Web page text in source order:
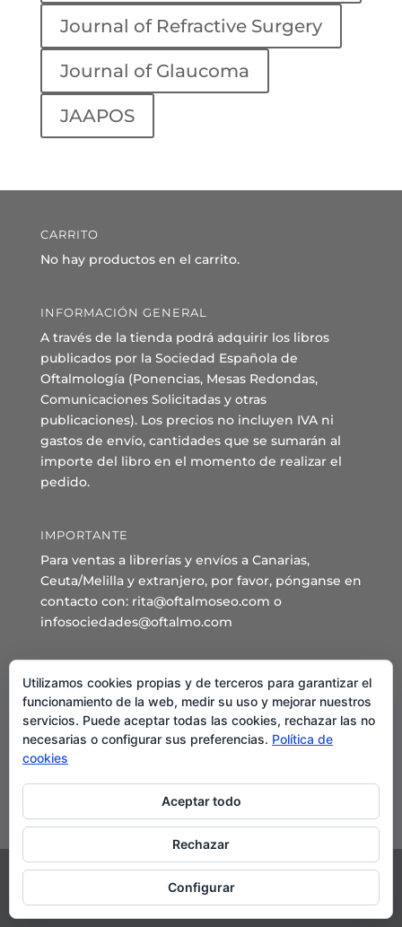
Journal of Refractive Surgery
Journal of Glaucoma
JAAPOS
CARRITO
No hay productos en el carrito.
INFORMACIÓN GENERAL
A través de la tienda podrá adquirir los libros
publicados por la Sociedad Española de
Oftalmología (Ponencias, Mesas Redondas,
Comunicaciones Solicitadas y otras
publicaciones). Los precios no incluyen IVA ni
gastos de envío, cantidades que se sumarán al
importe del libro en el momento de realizar el
pedido.
IMPORTANTE
Para ventas a librerías y envíos a Canarias,
Ceuta/Melilla y extranjero, por favor, pónganse en
contacto con: rita@oftalmoseo.com o
infosociedades@oftalmo.com
Sede Administrativa y Secretaría General
C/ Arcipreste de Hita 14 – 1º Derecha.
28015 – Madrid
Teléfono: 91 544 80 35 - 91 544 58 79
Mail:
©2024 Sociedad Española de Oftalmología
Utilizamos cookies propias y de terceros para garantizar el
funcionamiento de la web, medir su uso y mejorar nuestros
servicios. Puede aceptar todas las cookies, rechazar las no
necesarias o configurar sus preferencias. Política de
cookies
Aceptar todo
Rechazar
Configurar